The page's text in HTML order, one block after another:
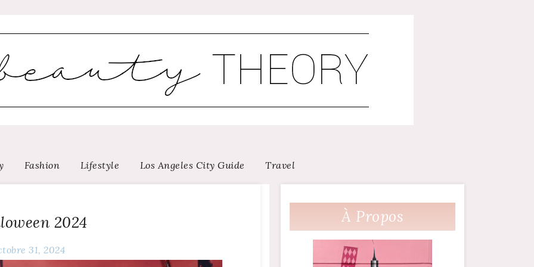
Fashion Lifestyle Los Angeles City Guide Travel
2024
31, 2024
À Propos